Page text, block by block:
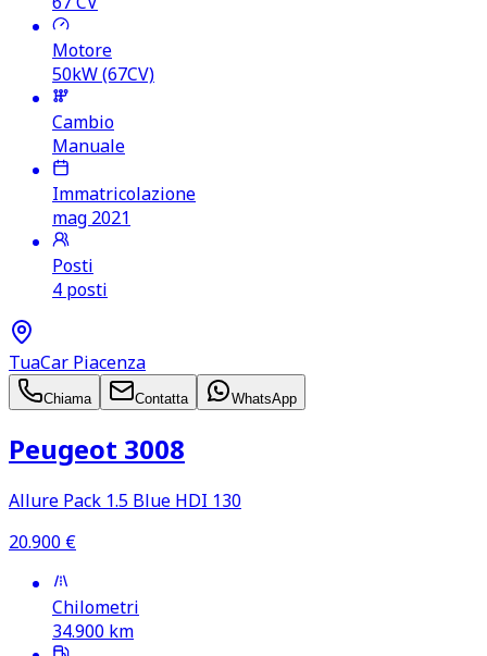
Motore
50kW (67CV)
Cambio
Manuale
Immatricolazione
mag 2021
Posti
4 posti
TuaCar Piacenza
Chiama Contatta WhatsApp
Peugeot 3008
Allure Pack 1.5 Blue HDI 130
20.900 €
Chilometri
34.900 km